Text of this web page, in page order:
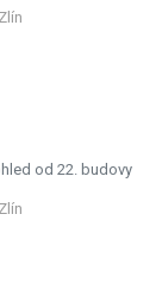
od 22. budovy